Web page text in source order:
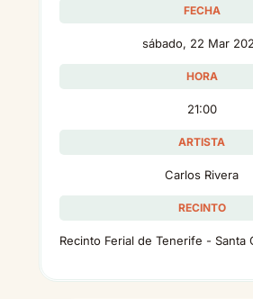
FECHA
sábado, 22 Mar
HORA
21:00
ARTISTA
Carlos Rivera
RECINTO
Recinto Ferial de Tenerife - Santa